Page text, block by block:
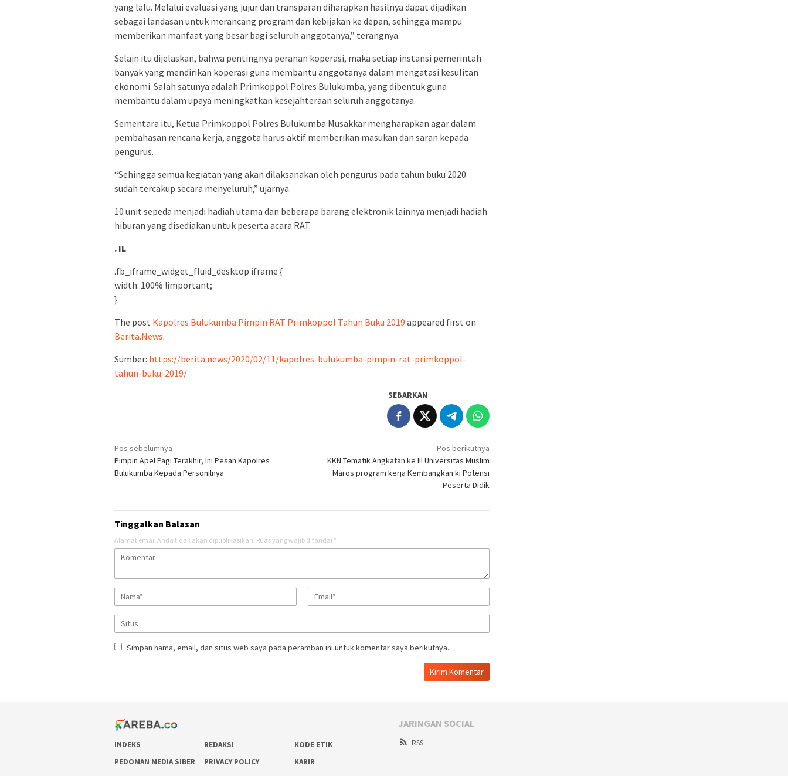
yang lalu. Melalui evaluasi yang jujur dan transparan diharapkan hasilnya dapat dijadikan
sebagai landasan untuk merancang program dan kebijakan ke depan, sehingga mampu
memberikan manfaat yang besar bagi seluruh anggotanya,” terangnya.
Selain itu dijelaskan, bahwa pentingnya peranan koperasi, maka setiap instansi pemerintah
banyak yang mendirikan koperasi guna membantu anggotanya dalam mengatasi kesulitan
ekonomi. Salah satunya adalah Primkoppol Polres Bulukumba, yang dibentuk guna
membantu dalam upaya meningkatkan kesejahteraan seluruh anggotanya.
Sementara itu, Ketua Primkoppol Polres Bulukumba Musakkar mengharapkan agar dalam
pembahasan rencana kerja, anggota harus aktif memberikan masukan dan saran kepada
pengurus.
“Sehingga semua kegiatan yang akan dilaksanakan oleh pengurus pada tahun buku 2020
sudah tercakup secara menyeluruh,” ujarnya.
10 unit sepeda menjadi hadiah utama dan beberapa barang elektronik lainnya menjadi hadiah
hiburan yang disediakan untuk peserta acara RAT.
. IL
.fb_iframe_widget_fluid_desktop iframe {
width: 100% !important;
}
The post Kapolres Bulukumba Pimpin RAT Primkoppol Tahun Buku 2019 appeared first on
Berita.News.
Sumber: https://berita.news/2020/02/11/kapolres-bulukumba-pimpin-rat-primkoppol-
tahun-buku-2019/
SEBARKAN
Navigasi
pos
Pos sebelumnya
Pimpin Apel Pagi Terakhir, Ini Pesan Kapolres
Bulukumba Kepada Personilnya
Pos berikutnya
KKN Tematik Angkatan ke III Universitas Muslim
Maros program kerja Kembangkan ki Potensi
Peserta Didik
Tinggalkan Balasan
Alamat email Anda tidak akan dipublikasikan. Ruas yang wajib ditandai *
Simpan nama, email, dan situs web saya pada peramban ini untuk komentar saya berikutnya.
INDEKS REDAKSI
KODE ETIK
PEDOMAN MEDIA SIBER
PRIVACY POLICY
KARIR
JARINGAN SOCIAL
RSS